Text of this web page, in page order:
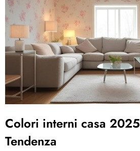
Colori interni casa 2025
Tendenza